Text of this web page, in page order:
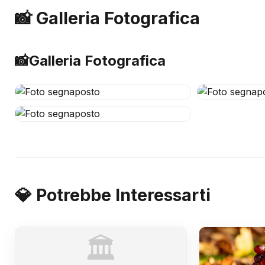
📸 Galleria Fotografica
📸Galleria Fotografica
💎 Potrebbe Interessarti
🏛️